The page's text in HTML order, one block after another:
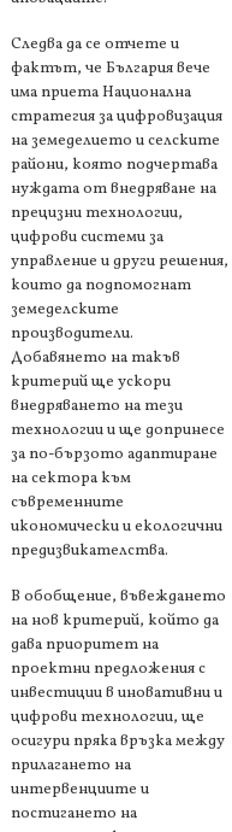
Следва да се отчете и
фактът, че България вече
има приета Национална
стратегия за цифровизация
на земеделието и селските
райони, която подчертава
нуждата от внедряване на
прецизни технологии,
цифрови системи за
управление и други решения,
които да подпомогнат
земеделските
производители.
Добавянето на такъв
критерий ще ускори
внедряването на тези
технологии и ще допринесе
за по-бързото адаптиране
на сектора към
съвременните
икономически и екологични
предизвикателства.
В обобщение, въвеждането
на нов критерий, който да
дава приоритет на
проектни предложения с
инвестиции в иновативни и
цифрови технологии, ще
осигури пряка връзка между
прилагането на
интервенциите и
постигането на